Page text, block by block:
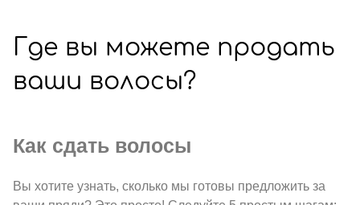
Где вы можете продать
ваши волосы?
Как сдать волосы
Вы хотите узнать, сколько мы готовы предложить за